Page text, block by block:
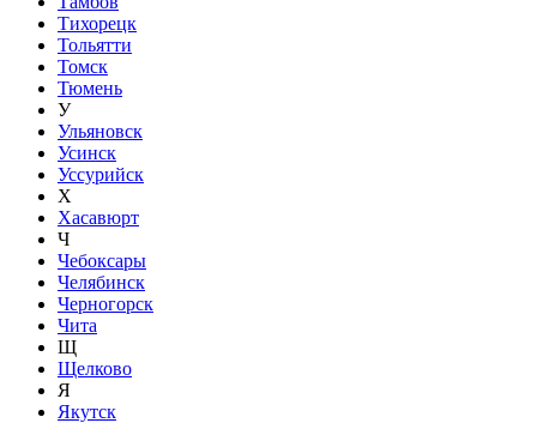
Тихорецк
Тольятти
Томск
Тюмень
У
Ульяновск
Усинск
Уссурийск
Х
Хасавюрт
Ч
Чебоксары
Челябинск
Черногорск
Чита
Щ
Щелково
Я
Якутск